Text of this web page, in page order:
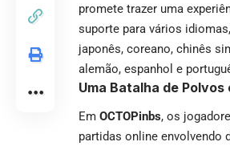
promete trazer uma
suporte para vários
japonês, coreano, chinês
alemão, espanhol e
Uma Batalha de Polvos
Em OCTOPinbs, os
partidas online envolvendo